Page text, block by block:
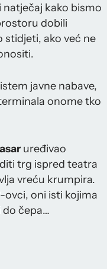
kako bismo
dobili
stidjeti, ako već ne
javne nabave,
onome tko
uređivao
trg ispred teatra
vreću krumpira.
ovci, oni isti kojima
do čepa…